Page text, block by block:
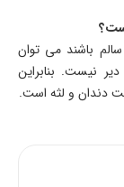
باشند می توان
نیست. بنابراین
دندان و لثه است.